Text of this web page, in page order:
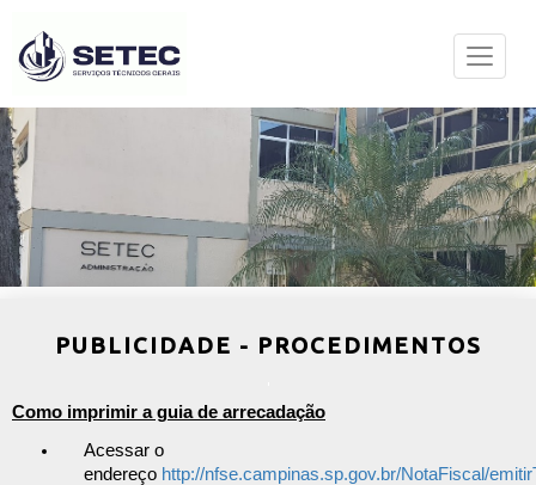
PUBLICIDADE - PROCEDIMENTOS
Como imprimir a guia de arrecadação
Acessar o
endereço http://nfse.campinas.sp.gov.br/NotaFiscal/